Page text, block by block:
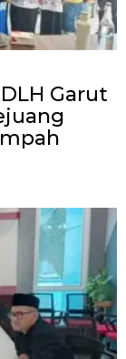
Garut